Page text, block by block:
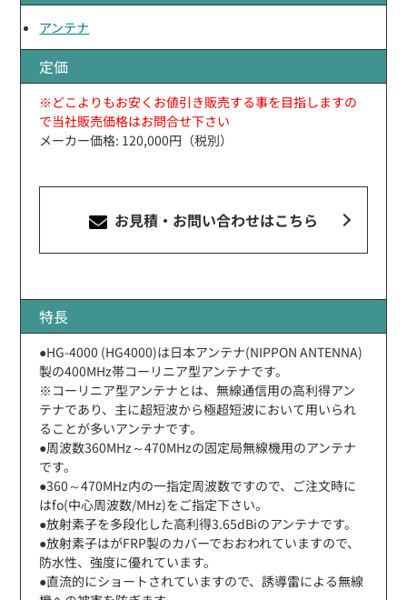
アンテナ
定価
※どこよりもお安くお値引き販売する事を目指しますの
で当社販売価格はお問合せ下さい
メーカー価格: 120,000円（税別）
お見積・お問い合わせはこちら
特長
●HG-4000 (HG4000)は日本アンテナ(NIPPON ANTENNA)
製の400MHz帯コーリニア型アンテナです。
※コーリニア型アンテナとは、無線通信用の高利得アン
テナであり、主に超短波から極超短波において用いられ
ることが多いアンテナです。
●周波数360MHz～470MHzの固定局無線機用のアンテナ
です。
●360～470MHz内の一指定周波数ですので、ご注文時に
はfo(中心周波数/MHz)をご指定下さい。
●放射素子を多段化した高利得3.65dBiのアンテナです。
●放射素子はがFRP製のカバーでおおわれていますので、
防水性、強度に優れています。
●直流的にショートされていますので、誘導雷による無線